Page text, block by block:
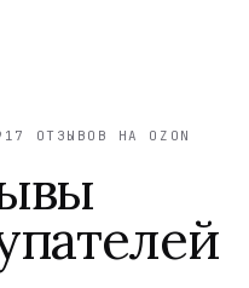
ОТЗЫВОВ НА OZON